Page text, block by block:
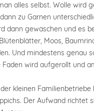
alles selbst. Wolle wird
zu Garnen
dann gewaschen und es
Moos,
Und mindestens genau
wird aufgerollt und
kleinen
Der Aufwand richtet